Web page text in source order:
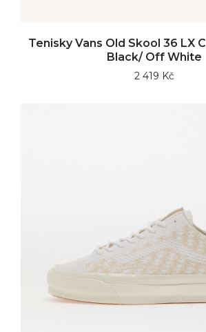
Tenisky Vans Old Skool 36 LX
Black/ Off White
2 419 Kč